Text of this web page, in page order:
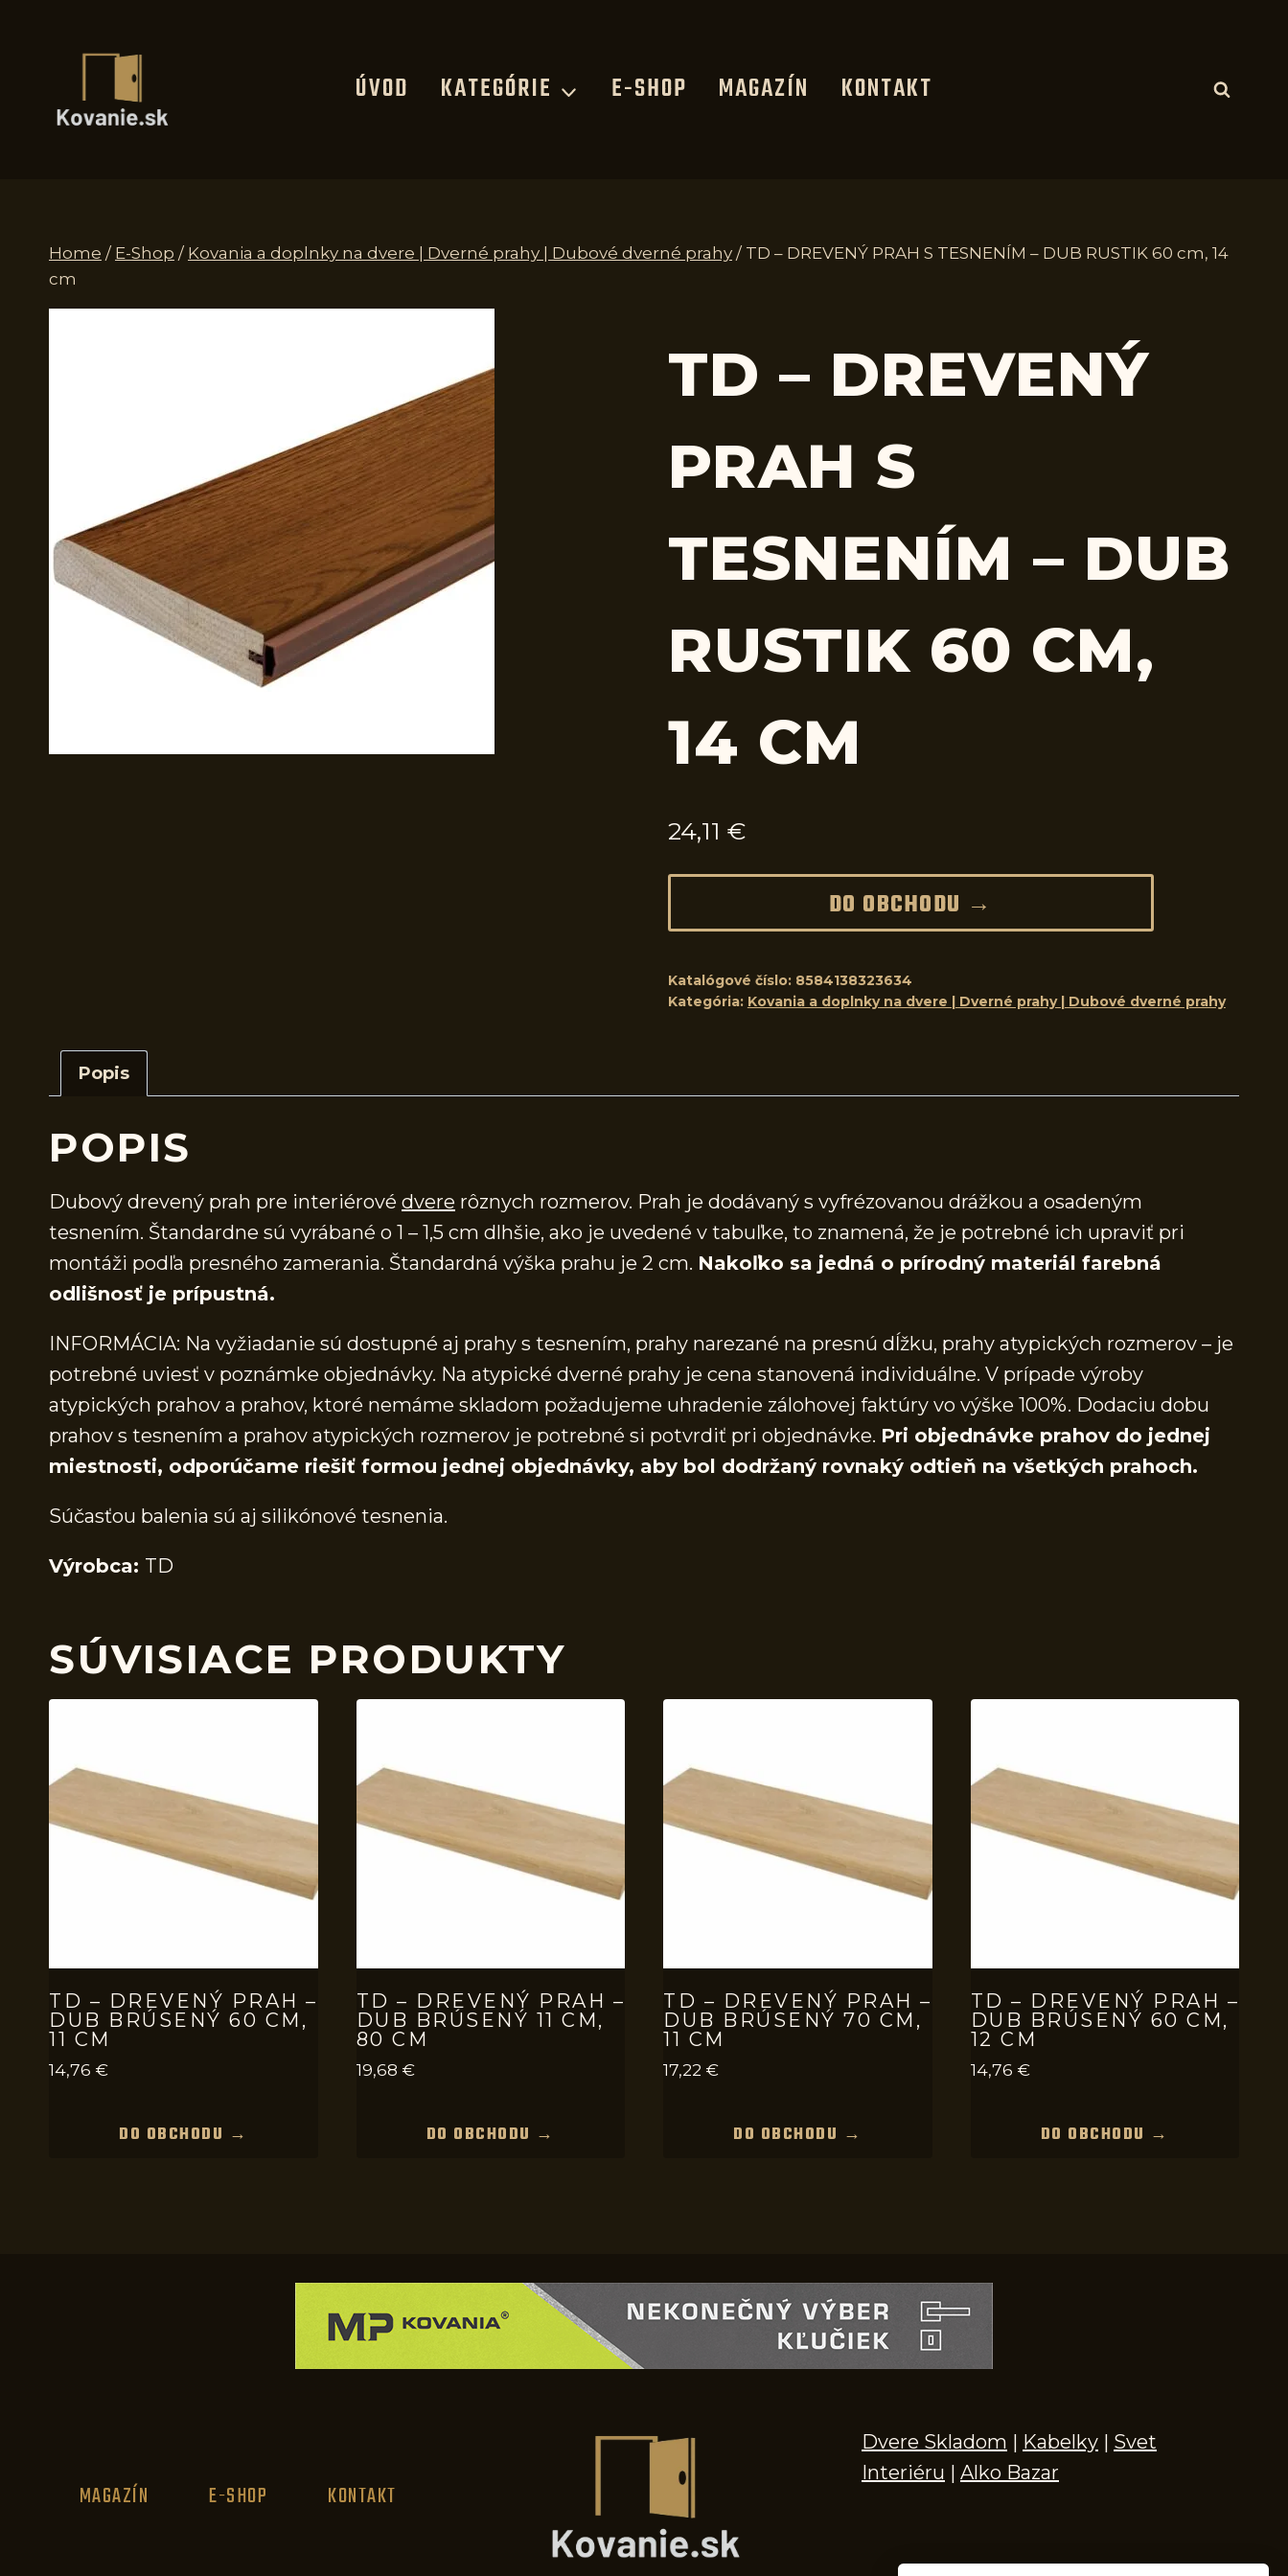
ÚVOD KATEGÓRIE E-SHOP MAGAZÍN KONTAKT
Home / E-Shop / Kovania a doplnky na dvere | Dverné prahy | Dubové dverné prahy / TD – DREVENÝ PRAH S TESNENÍM – DUB RUSTIK 60 cm, 14
cm
TD – DREVENÝ
PRAH S
TESNENÍM – DUB
RUSTIK 60 CM,
14 CM
24,11 €
DO OBCHODU →
Katalógové číslo: 8584138323634
Kategória: Kovania a doplnky na dvere | Dverné prahy | Dubové dverné prahy
Popis
POPIS
Dubový drevený prah pre interiérové dvere rôznych rozmerov. Prah je dodávaný s vyfrézovanou drážkou a osadeným
tesnením. Štandardne sú vyrábané o 1 – 1,5 cm dlhšie, ako je uvedené v tabuľke, to znamená, že je potrebné ich upraviť pri
montáži podľa presného zamerania. Štandardná výška prahu je 2 cm. Nakoľko sa jedná o prírodný materiál farebná
odlišnosť je prípustná.
INFORMÁCIA: Na vyžiadanie sú dostupné aj prahy s tesnením, prahy narezané na presnú dĺžku, prahy atypických rozmerov – je
potrebné uviesť v poznámke objednávky. Na atypické dverné prahy je cena stanovená individuálne. V prípade výroby
atypických prahov a prahov, ktoré nemáme skladom požadujeme uhradenie zálohovej faktúry vo výške 100%. Dodaciu dobu
prahov s tesnením a prahov atypických rozmerov je potrebné si potvrdiť pri objednávke. Pri objednávke prahov do jednej
miestnosti, odporúčame riešiť formou jednej objednávky, aby bol dodržaný rovnaký odtieň na všetkých prahoch.
Súčasťou balenia sú aj silikónové tesnenia.
Výrobca: TD
SÚVISIACE PRODUKTY
TD – DREVENÝ PRAH –
DUB BRÚSENÝ 60 CM,
11 CM
14,76 €
DO OBCHODU →
TD – DREVENÝ PRAH –
DUB BRÚSENÝ 11 CM,
80 CM
19,68 €
DO OBCHODU →
TD – DREVENÝ PRAH –
DUB BRÚSENÝ 70 CM,
11 CM
17,22 €
DO OBCHODU →
TD – DREVENÝ PRAH –
DUB BRÚSENÝ 60 CM,
12 CM
14,76 €
DO OBCHODU →
MAGAZÍN E-SHOP KONTAKT
Dvere Skladom | Kabelky | Svet
Interiéru | Alko Bazar